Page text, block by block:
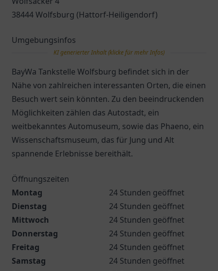
38444 Wolfsburg (Hattorf-Heiligendorf)
Umgebungsinfos
KI generierter Inhalt (klicke für mehr Infos)
BayWa Tankstelle Wolfsburg befindet sich in der
Nähe von zahlreichen interessanten Orten, die einen
Besuch wert sein könnten. Zu den beeindruckenden
Möglichkeiten zählen das Autostadt, ein
weitbekanntes Automuseum, sowie das Phaeno, ein
Wissenschaftsmuseum, das für Jung und Alt
spannende Erlebnisse bereithält.
Öffnungszeiten
Montag
24 Stunden geöffnet
Dienstag
24 Stunden geöffnet
Mittwoch
24 Stunden geöffnet
Donnerstag
24 Stunden geöffnet
Freitag
24 Stunden geöffnet
Samstag
24 Stunden geöffnet